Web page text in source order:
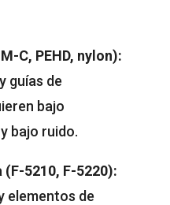
C, PEHD, nylon):
guías de
bajo
bajo ruido.
5210, F-5220):
elementos de